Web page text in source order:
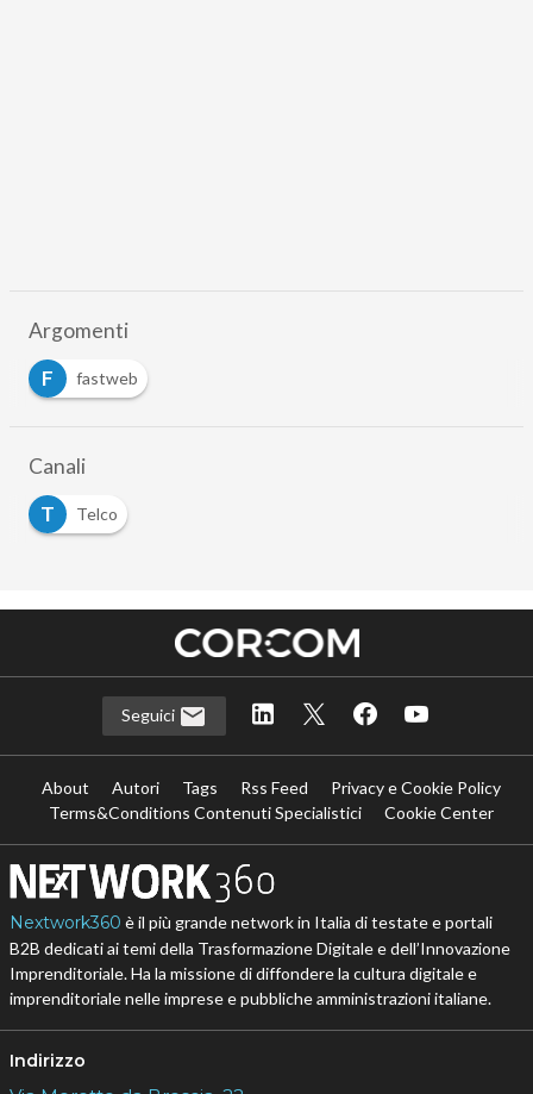
Argomenti
F
fastweb
Canali
T
Telco
Seguici
About Autori Tags Rss Feed
Privacy e Cookie Policy
Terms&Conditions Contenuti Specialistici
Cookie Center
Nextwork360 è il più grande network in Italia di testate e portali
B2B dedicati ai temi della Trasformazione Digitale e dell’Innovazione
Imprenditoriale. Ha la missione di diffondere la cultura digitale e
imprenditoriale nelle imprese e pubbliche amministrazioni italiane.
Indirizzo